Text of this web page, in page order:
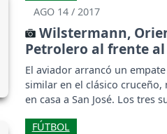
AGO 14 / 2017
Wilstermann,
Petrolero al frente
El aviador arrancó un
similar en el clásico
en casa a San José. Los tres
FÚTBOL